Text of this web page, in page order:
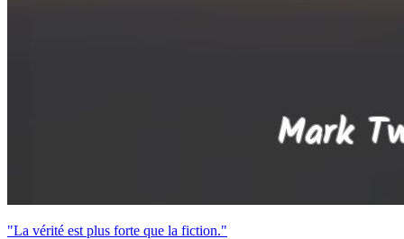
"La vérité est plus forte que la fiction."